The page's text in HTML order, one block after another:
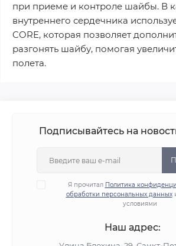
при приеме и контроле шайбы. В
внутреннего сердечника
CORE, которая позволяет
разгонять шайбу, помогая
полета.
Подписывайтесь на
Я прочитал Политика
обработки персональных данных
условиями
Наш адрес: